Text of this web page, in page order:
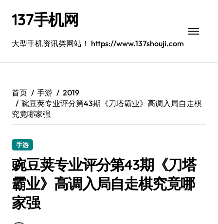
137手机网
大型手机资讯类网站！ https://www.137shouji.com
首页 手游
2019
豌豆荚专业评分第43期《刀塔霸业》高调入局自走棋
究竟哪家强
手游
豌豆荚专业评分第43期《刀塔
霸业》高调入局自走棋究竟哪
家强